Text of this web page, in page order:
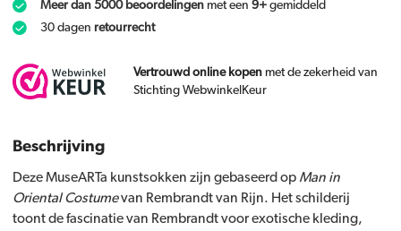
Meer dan 5000 beoordelingen met een 9+ gemiddeld
30 dagen retourrecht
Vertrouwd online kopen met de zekerheid van
Stichting WebwinkelKeur
Beschrijving
Deze MuseARTa kunstsokken zijn gebaseerd op Man in
Oriental Costumevan Rembrandt van Rijn. Het schilderij
toont de fascinatie van Rembrandt voor exotische kleding,